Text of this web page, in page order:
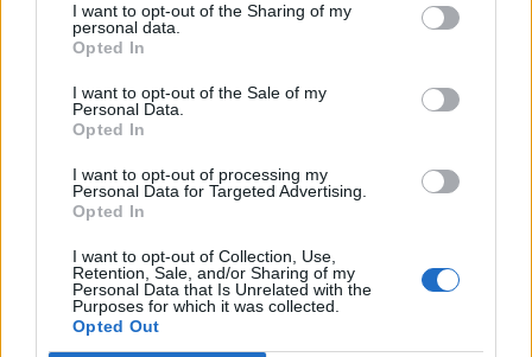
I want to opt-out of the Sharing of my
personal data.
Opted In
I want to opt-out of the Sale of my
Personal Data.
Opted In
I want to opt-out of processing my
Personal Data for Targeted Advertising.
Opted In
I want to opt-out of Collection, Use,
Retention, Sale, and/or Sharing of my
Personal Data that Is Unrelated with the
Purposes for which it was collected.
Opted Out
Ουάσιγκτον είναι σαφές.
των S-400 και ταυτόχρονα να λαμβάνει
κρίσιμη αμερικανική τεχνολογία για το
Η κυβέρνηση Τραμπ φαίνεται να προσεγγίζει το
γεωπολιτικής διαχείρισης της Τουρκίας. Το
Κογκρέσο, αντίθετα, εστιάζει περισσότερο στην
ασφάλεια της τεχνολογίας, στη συμπεριφορά της
Άγκυρας και στις περιφερειακές επιπτώσεις.